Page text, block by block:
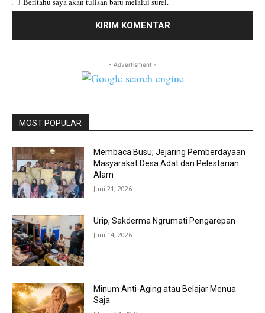
- Advertisment -
MOST POPULAR
Membaca Busu; Jejaring Pemberdayaan
Masyarakat Desa Adat dan Pelestarian
Alam
Juni 21, 2026
Urip, Sakderma Ngrumati Pengarepan
Juni 14, 2026
Minum Anti-Aging atau Belajar Menua
Saja